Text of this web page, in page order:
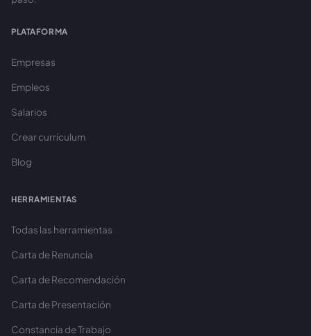
PLATAFORMA
Empresas
Empleos
Salarios
Crear currículum
Blog
HERRAMIENTAS
Todas las herramientas
Carta de Renuncia
Carta de Recomendación
Carta de Presentación
Constancia de Trabajo